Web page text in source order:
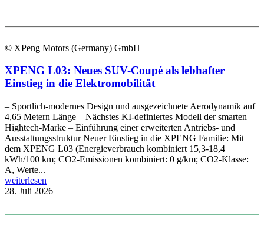
© XPeng Motors (Germany) GmbH
XPENG L03: Neues SUV-Coupé als lebhafter
Einstieg in die Elektromobilität
– Sportlich-modernes Design und ausgezeichnete Aerodynamik auf
4,65 Metern Länge – Nächstes KI-definiertes Modell der smarten
Hightech-Marke – Einführung einer erweiterten Antriebs- und
Ausstattungsstruktur Neuer Einstieg in die XPENG Familie: Mit
dem XPENG L03 (Energieverbrauch kombiniert 15,3-18,4
kWh/100 km; CO2-Emissionen kombiniert: 0 g/km; CO2-Klasse:
A, Werte...
weiterlesen
28. Juli 2026